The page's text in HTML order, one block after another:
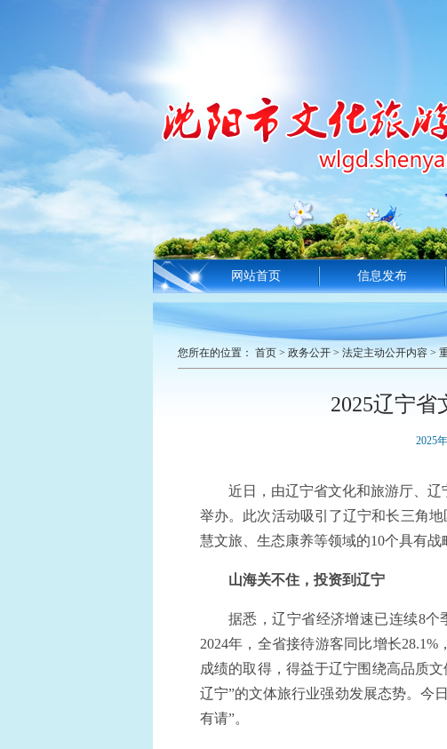
网站首页 信息发布
您所在的位置： 首页 > 政务公开 > 法定主动公开内容 >
2025辽宁
2025
近日，由辽宁省文化和旅游厅、
举办。此次活动吸引了辽宁和长三角
慧文旅、生态康养等领域的10个具有战
山海关不住，投资到辽宁
据悉，辽宁省经济增速已连续8个
2024年，全省接待游客同比增长
成绩的取得，得益于辽宁围绕高品质
辽宁”的文体旅行业强劲发展态势。今
有请”。